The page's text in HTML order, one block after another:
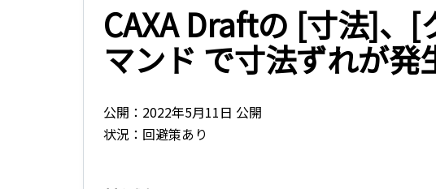
CAXA Draftの [寸法]、[
マンド で寸法ずれが発
公開：2022年5月11日 公開
状況：回避策あり